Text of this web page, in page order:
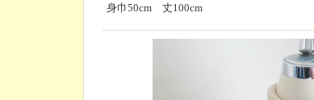
身巾50cm 丈100cm